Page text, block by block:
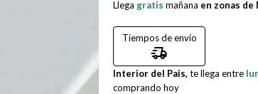
Llega gratis mañana en zonas
Tiempos de envío
delivery_truck_speed
Interior del Pais, te llega entre
comprando hoy